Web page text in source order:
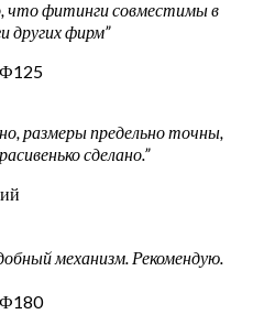
что фитинги совместимы в
других фирм”
Ф125
размеры предельно точны,
сделано.”
механизм. Рекомендую.
Ф180